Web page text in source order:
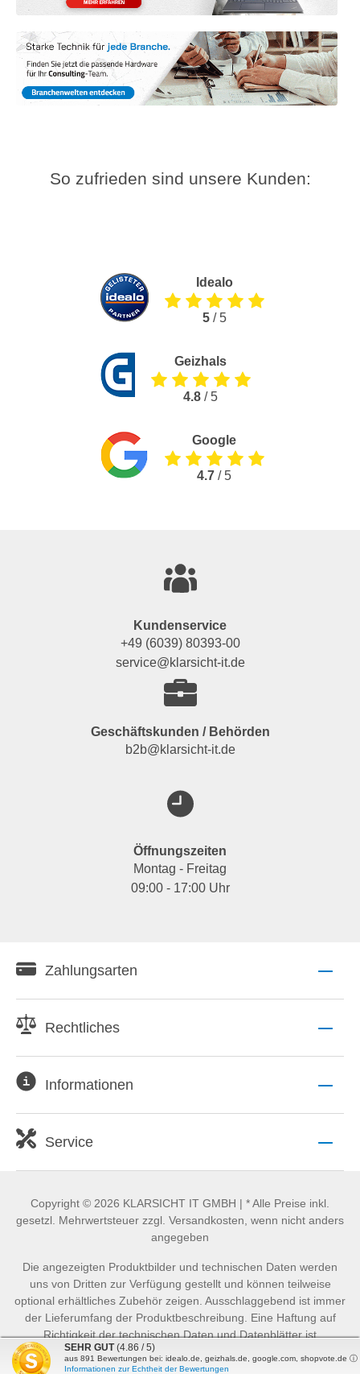
So zufrieden sind unsere Kunden:
Idealo
5/ 5
Geizhals
4.8 / 5
Google
4.7 / 5
Kundenservice
+49 (6039) 80393-00
service@klarsicht-it.de
Geschäftskunden / Behörden
b2b@klarsicht-it.de
Öffnungszeiten
Montag - Freitag
09:00 - 17:00 Uhr
Zahlungsarten
Rechtliches
Informationen
Service
Copyright © 2026 KLARSICHT IT GMBH | * Alle Preise inkl.
gesetzl. Mehrwertsteuer zzgl. Versandkosten, wenn nicht anders
angegeben
Die angezeigten Produktbilder und technischen Daten werden
uns von Dritten zur Verfügung gestellt und können teilweise
optional erhältliches Zubehör zeigen. Ausschlaggebend ist immer
der Lieferumfang der Produktbeschreibung. Eine Haftung auf
Richtigkeit der technischen Daten und Datenblätter ist
ausgeschlossen.
SEHR GUT (4.86 / 5)
aus 891 Bewertungen bei: idealo.de, geizhals.de, google.com, shopvote.de ⓘ
Informationen zur Echtheit der Bewertungen